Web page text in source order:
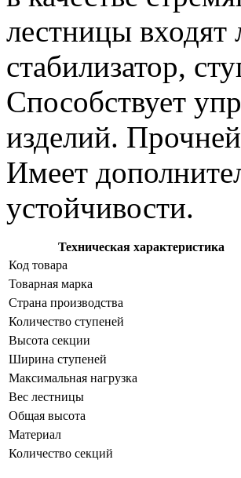
лестницы входят
стабилизатор,
Способствует
изделий.
Имеет
устойчивости.
Техническая характеристика
Код товара
Товарная марка
Страна производства
Количество ступеней
Высота секции
Ширина ступеней
Максимальная нагрузка
Вес лестницы
Общая высота
Материал
Количество секций